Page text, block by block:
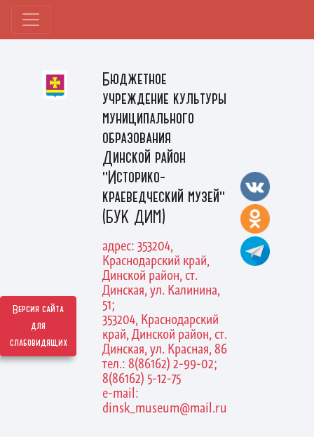
Версия сайта
для
слабовидящих
Бюджетное
учреждение культуры
муниципального
образования
Динской район
"Историко-
краеведческий музей"
(БУК ДИМ)
адрес: 353204,
Краснодарский край,
Динской район, ст.
Динская, ул. Калинина,
51;
353204, Краснодарский
край, Динской район, ст.
Динская, ул. Красная, 86
тел.: 8(86162) 2-99-02;
8(86162) 5-12-75
e-mail:
dinsk_museum@mail.ru